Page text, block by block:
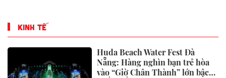
KINH TẾ
Huda Beach Water Fest Đà
Nẵng: Hàng nghìn bạn trẻ hòa
vào “Giờ Chân Thành” lớn bậc